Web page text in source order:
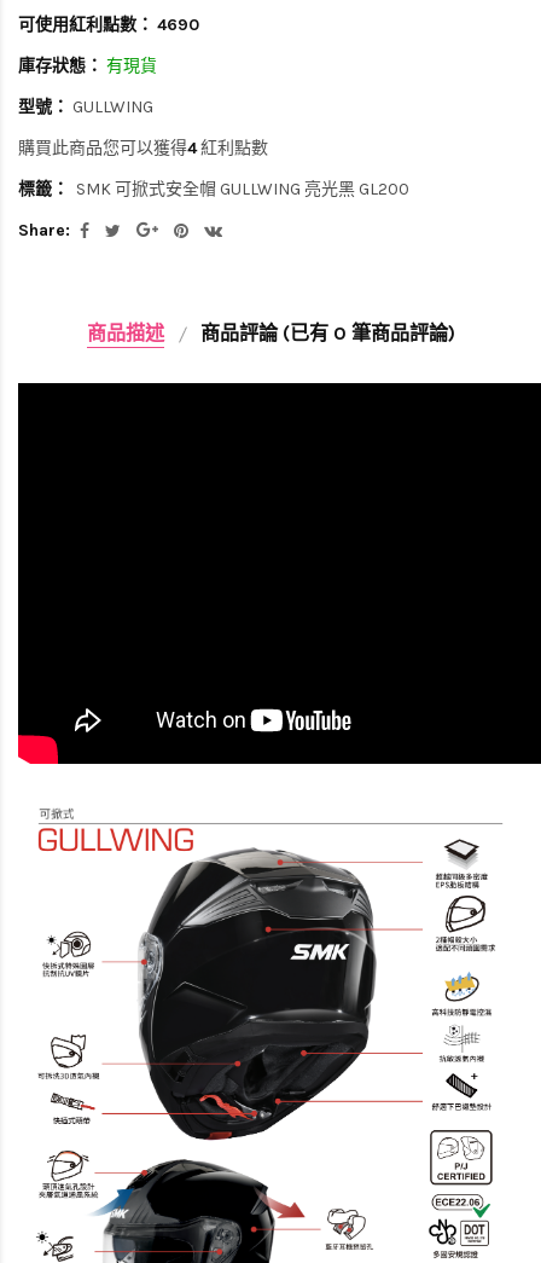
可使用紅利點數： 4690
庫存狀態： 有現貨
型號： GULLWING
購買此商品您可以獲得4紅利點數
標籤：
SMK 可掀式安全帽 GULLWING 亮光黑 GL200
Share:
商品描述 商品評論 (已有 0 筆商品評論)